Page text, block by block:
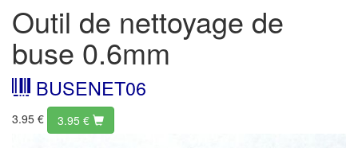
Outil de nettoyage de
buse 0.6mm
BUSENET06
3.95 € 3.95 €